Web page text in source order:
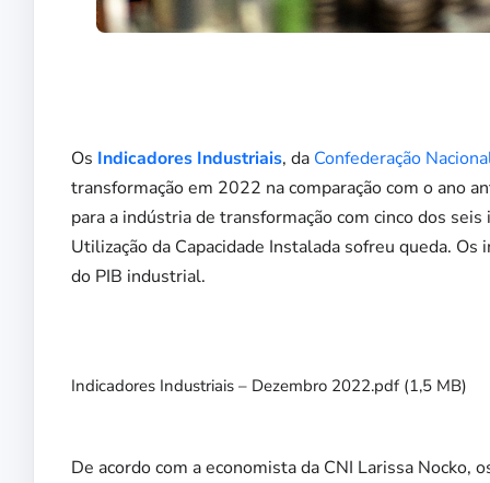
Os Indicadores Industriais, da Confederação
transformação em 2022 na comparação com o ano
para a indústria de transformação com cinco dos
Utilização da Capacidade Instalada sofreu queda.
do PIB industrial.
Indicadores Industriais – Dezembro 2022.pdf (1,5 MB)
De acordo com a economista da CNI Larissa